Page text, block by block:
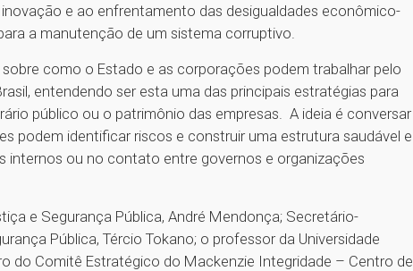
e ao enfrentamento das desigualdades econômico-
a manutenção de um sistema corruptivo.
como o Estado e as corporações podem trabalhar pelo
entendendo ser esta uma das principais estratégias para
público ou o patrimônio das empresas. A ideia é conversar
podem identificar riscos e construir uma estrutura saudável e
internos ou no contato entre governos e organizações
e Segurança Pública, André Mendonça; Secretário-
Pública, Tércio Tokano; o professor da Universidade
do Comitê Estratégico do Mackenzie Integridade – Centro de